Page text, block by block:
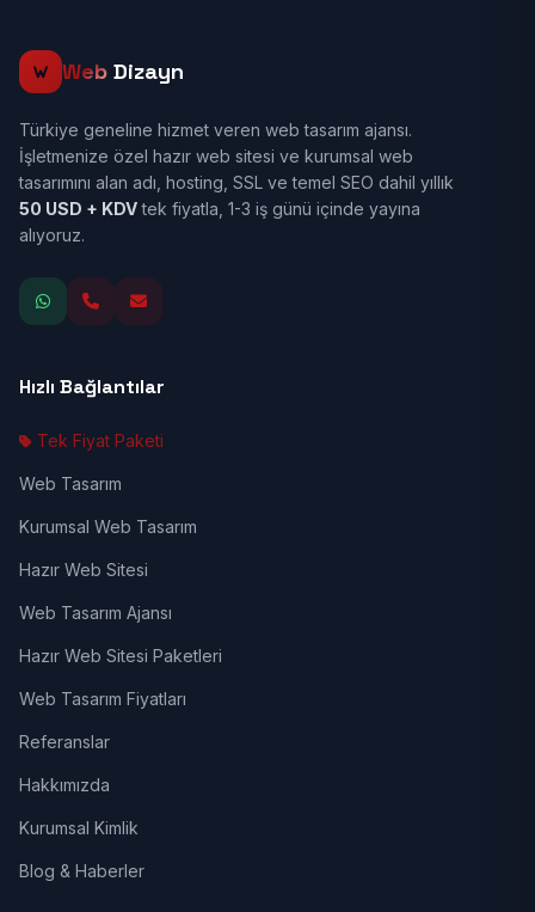
Web Dizayn
Türkiye geneline hizmet veren web tasarım ajansı.
İşletmenize özel hazır web sitesi ve kurumsal web
tasarımını alan adı, hosting, SSL ve temel SEO dahil yıllık
50 USD + KDVtek fiyatla, 1-3 iş günü içinde yayına
alıyoruz.
Hızlı Bağlantılar
Tek Fiyat Paketi
Web Tasarım
Kurumsal Web Tasarım
Hazır Web Sitesi
Web Tasarım Ajansı
Hazır Web Sitesi Paketleri
Web Tasarım Fiyatları
Referanslar
Hakkımızda
Kurumsal Kimlik
Blog & Haberler